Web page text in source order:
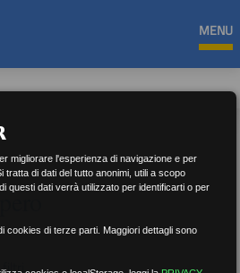
MENU
migliorare l'esperienza di navigazione e per
tratta di dati del tutto anonimi, utili a scopo
questi dati verrà utilizzato per identificarti o per
cookies di terze parti. Maggiori dettagli sono